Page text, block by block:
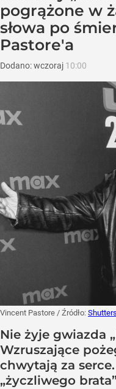
pogrążone w
słowa po
Pastore'a
Dodano:wczoraj 10:00
Vincent Pastore / Źródło:
Nie żyje gwiazda
Wzruszające
chwytają za
„życzliwego